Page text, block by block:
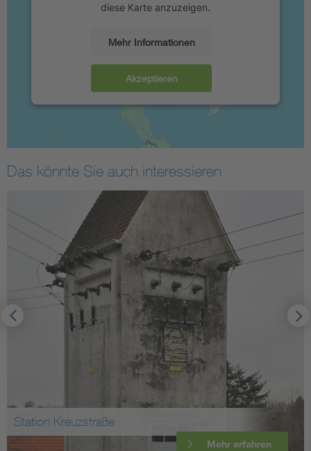
diese Karte anzuzeigen.
Mehr Informationen
Akzeptieren
Das könnte Sie auch interessieren
Station Kreuzstraße
Mehr erfahren